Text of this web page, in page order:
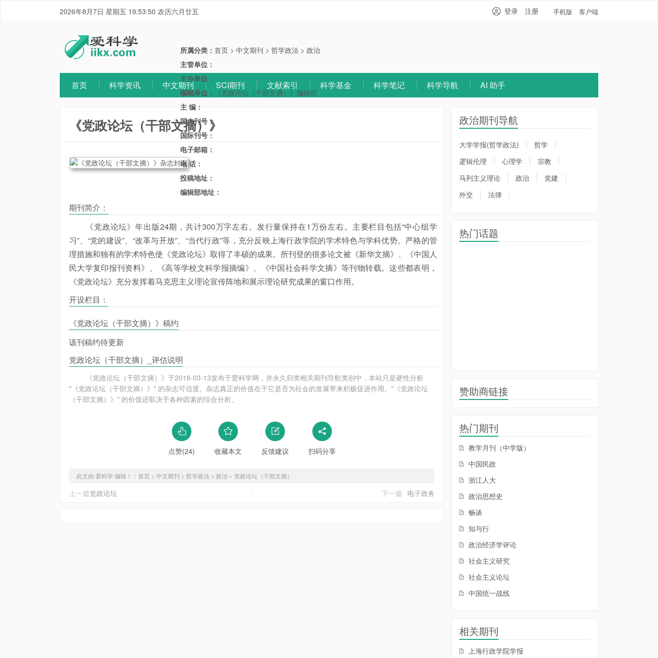
2026年8月7日 星期五 19:53:50 农历六月廿五 手机版 客户端
登录 注册
首页 科学资讯 中文期刊 SCI期刊 文献索引 科学基金 科学笔记 科学导航 AI 助手
《党政论坛（干部文摘）》
所属分类：首页 >中文期刊 >哲学政法 >政治
主管单位：
主办单位：
编辑单位：
《党政论坛（干部文摘）》编辑部
主 编：
国内刊号：
国际刊号：
电子邮箱：
电 话：
投稿地址：
编辑部地址：
期刊简介：
《党政论坛》年出版24期，共计300万字左右。发行量保持在1万份左右。主要栏目包括“中心组学
习”、“党的建设”、“改革与开放”、“当代行政”等，充分反映上海行政学院的学术特色与学科优势。严格的管
理措施和独有的学术特色使《党政论坛》取得了丰硕的成果。所刊登的很多论文被《新华文摘》、《中国人
民大学复印报刊资料》、《高等学校文科学报摘编》、《中国社会科学文摘》等刊物转载。这些都表明，
《党政论坛》充分发挥着马克思主义理论宣传阵地和展示理论研究成果的窗口作用。
开设栏目：
《党政论坛（干部文摘）》稿约
该刊稿约待更新
党政论坛（干部文摘）_评估说明
《党政论坛（干部文摘）》于2018-03-13发布于爱科学网，并永久归类相关期刊导航类别中，本站只是硬性分析
"《党政论坛（干部文摘）》" 的杂志可信度。杂志真正的价值在于它是否为社会的发展带来积极促进作用。"《党政论坛
（干部文摘）》" 的价值还取决于各种因素的综合分析。
点赞(24) 收藏本文 反馈建议 扫码分享
此文由 爱科学 编辑！： 首页 > 中文期刊 > 哲学政法 > 政治 » 党政论坛（干部文摘）
上一篇党政论坛 下一篇 电子政务
政治期刊导航
大学学报(哲学政法)
哲学
逻辑伦理
心理学
宗教
马列主义理论
政治
党建
外交
法律
热门话题
赞助商链接
热门期刊
教学月刊（中学版）
中国民政
浙江人大
政治思想史
畅谈
知与行
政治经济学评论
社会主义研究
社会主义论坛
中国统一战线
相关期刊
上海行政学院学报